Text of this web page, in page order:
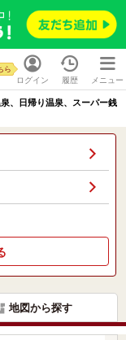
ログイン
ら
履歴 メニュー
、日帰り温泉、スーパー銭
地図から探す